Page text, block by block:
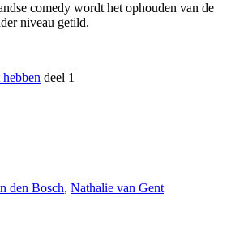
comedy wordt het ophouden van de
niveau getild.
deel 1
den Bosch, Nathalie van Gent